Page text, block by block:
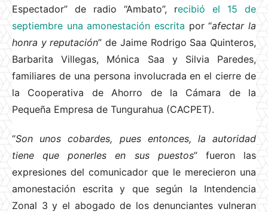
Espectador” de radio “Ambato”, recibió el 15 de
septiembre una amonestación escrita por “afectar la
honra y reputación” de Jaime Rodrigo Saa Quinteros,
Barbarita Villegas, Mónica Saa y Silvia Paredes,
familiares de una persona involucrada en el cierre de
la Cooperativa de Ahorro de la Cámara de la
Pequeña Empresa de Tungurahua (CACPET).
“Son unos cobardes, pues entonces, la autoridad
tiene que ponerles en sus puestos” fueron las
expresiones del comunicador que le merecieron una
amonestación escrita y que según la Intendencia
Zonal 3 y el abogado de los denunciantes vulneran